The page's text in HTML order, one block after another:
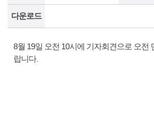
다운로드
8월 19일 오전 10시에 기자회견으로 오전
랍니다.